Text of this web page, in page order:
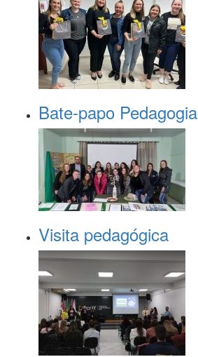
Bate-papo Pedagogia
Visita pedagógica